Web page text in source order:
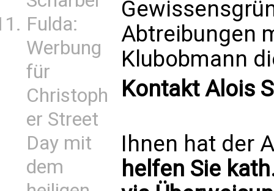
Fulda:
Werbung
für
Christoph
er Street
Day mit
dem
Abtreibungen
Klubobmann
Kontakt Alois
Ihnen hat der
helfen Sie